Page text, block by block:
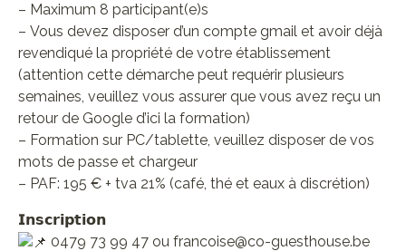
– Maximum 8 participant(e)s
– Vous devez disposer d’un compte gmail et avoir déjà
revendiqué la propriété de votre établissement
(attention cette démarche peut requérir plusieurs
semaines, veuillez vous assurer que vous avez reçu un
retour de Google d’ici la formation)
– Formation sur PC/tablette, veuillez disposer de vos
mots de passe et chargeur
– PAF: 195 € + tva 21% (café, thé et eaux à discrétion)
𝗜𝗻𝘀𝗰𝗿𝗶𝗽𝘁𝗶𝗼𝗻
0479 73 99 47 ou francoise@co-guesthouse.be